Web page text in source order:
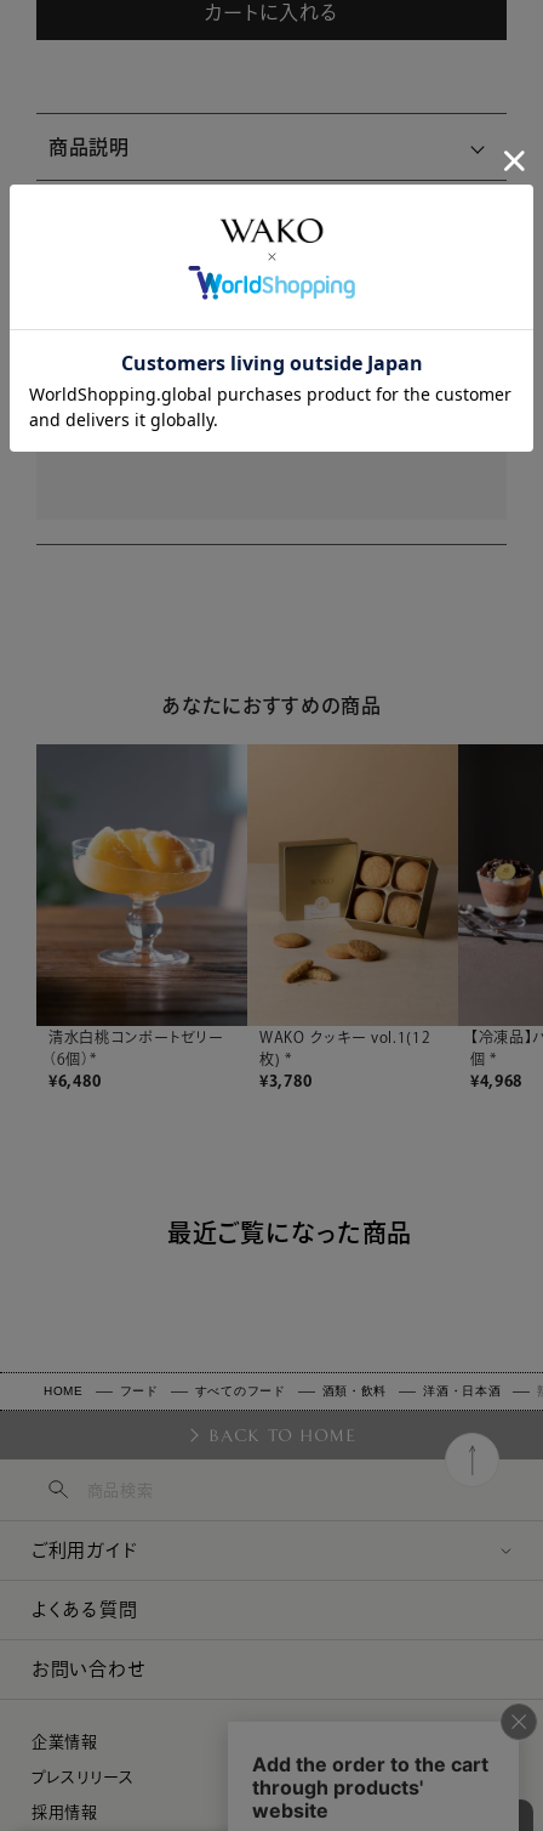
カートに入れる
商品説明
注意事項・キャンセル・返品
レビューはありません。
あなたにおすすめの商品
清水白桃コンポートゼリー
（6個）*
¥6,480
WAKO クッキー vol.1(12
枚) *
¥3,780
【冷凍品
個 *
¥4,968
最近ご覧になった商品
HOME フード すべてのフード 酒類・飲料 洋酒・日本酒
BACK TO HOME
ご利用ガイド
よくある質問
お問い合わせ
企業情報
プレスリリース
採用情報